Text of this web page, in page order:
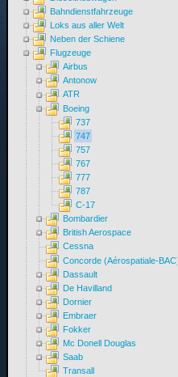
Bahndienstfahrzeuge
Loks aus aller Welt
Neben der Schiene
Flugzeuge
Airbus
Antonow
ATR
Boeing
737
747
757
767
777
787
C-17
Bombardier
British Aerospace
Cessna
Concorde (Aérospatiale-BAC)
Dassault
De Havilland
Dornier
Embraer
Fokker
Mc Donell Douglas
Saab
Transall